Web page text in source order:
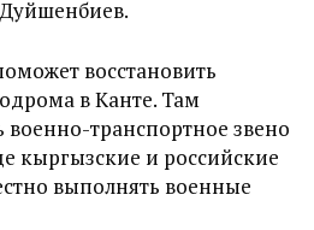
восстановить
в Канте. Там
военно-транспортное звено
кыргызские и российские
выполнять военные